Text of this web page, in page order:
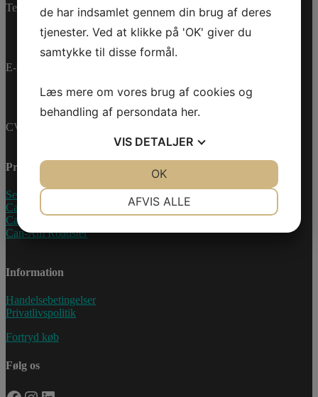
Telefon:+45 70 200 600
E-mail:
CVR-nummer: 27233678
Produkter
Sea-Doo Vandscooter
Can-Am ATV
Can-Am UTV
Can-Am Roadster
Information
Handelsebetingelser
Privatlivspolitik
Fortryd køb
Følg os
de har indsamlet gennem din brug af deres
tjenester. Ved at klikke på 'OK' giver du
samtykke til disse formål.
Læs mere om vores brug af cookies og
behandling af persondata her.
VIS DETALJER
AFVIS ALLE
OK